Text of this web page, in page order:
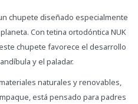
chupete diseñado especialmente
Con tetina ortodóntica NUK
chupete favorece el desarrollo
y el paladar.
naturales y renovables,
está pensado para padres